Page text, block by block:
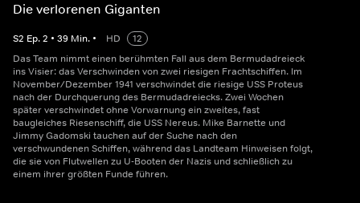
Die verlorenen Giganten
S2 Ep.2 • 39 Min. • HD
12
Das Team nimmt einen berühmten Fall aus dem Bermudadreieck
ins Visier: das Verschwinden von zwei riesigen Frachtschiffen. Im
November/Dezember 1941 verschwindet die riesige USS Proteus
nach der Durchquerung des Bermudadreiecks. Zwei Wochen
später verschwindet ohne Vorwarnung ein zweites, fast
baugleiches Riesenschiff, die USS Nereus. Mike Barnette und
Jimmy Gadomski tauchen auf der Suche nach den
verschwundenen Schiffen, während das Landteam Hinweisen folgt,
die sie von Flutwellen zu U-Booten der Nazis und schließlich zu
einem ihrer größten Funde führen.